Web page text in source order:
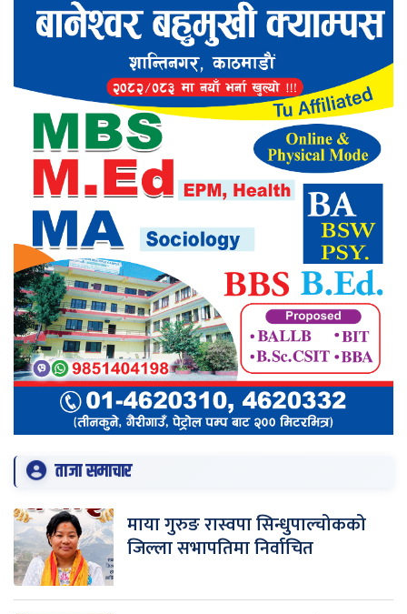
ताजा समाचार
माया गुरुङ रास्वपा सिन्धुपाल्चोकको
जिल्ला सभापतिमा निर्वाचित